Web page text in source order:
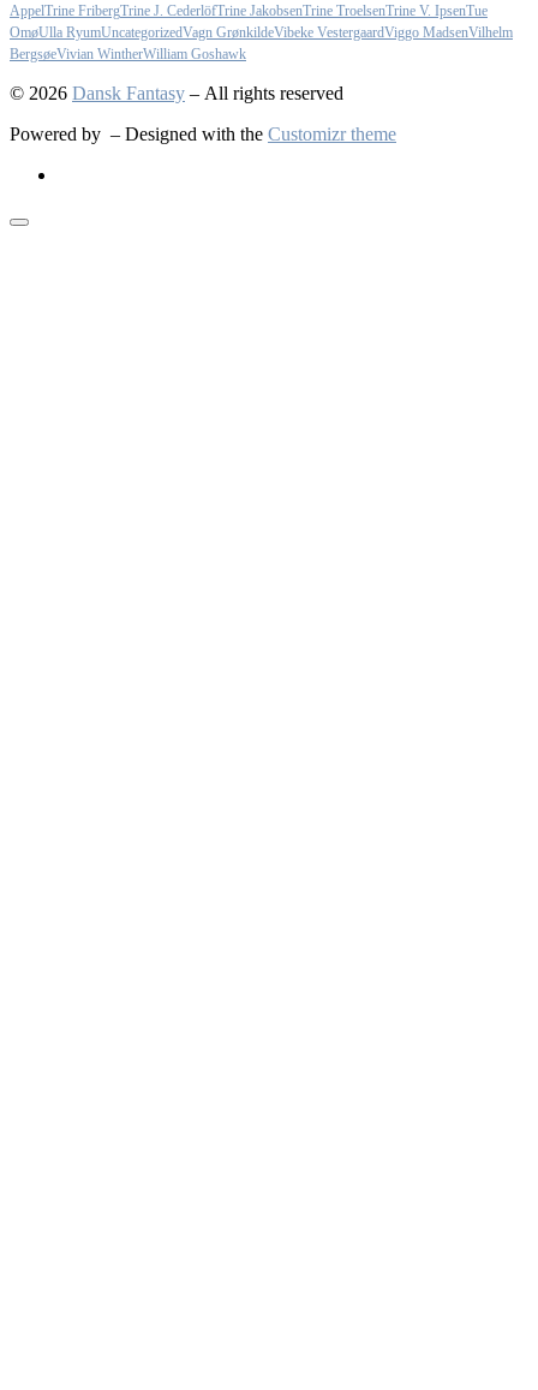
AppelTrine FribergTrine J. CederlöfTrine JakobsenTrine TroelsenTrine V. IpsenTue
OmøUlla RyumUncategorizedVagn GrønkildeVibeke VestergaardViggo MadsenVilhelm
BergsøeVivian WintherWilliam Goshawk
© 2026 Dansk Fantasy – All rights reserved
Powered by – Designed with the Customizr theme